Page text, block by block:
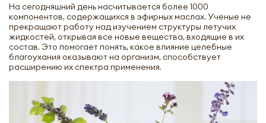
На сегодняшний день насчитывается более 1000
компонентов, содержащихся в эфирных маслах. Ученые не
прекращают работу над изучением структуры летучих
жидкостей, открывая все новые вещества, входящие в их
состав. Это помогает понять, какое влияние целебные
благоухания оказывают на организм, способствует
расширению их спектра применения.